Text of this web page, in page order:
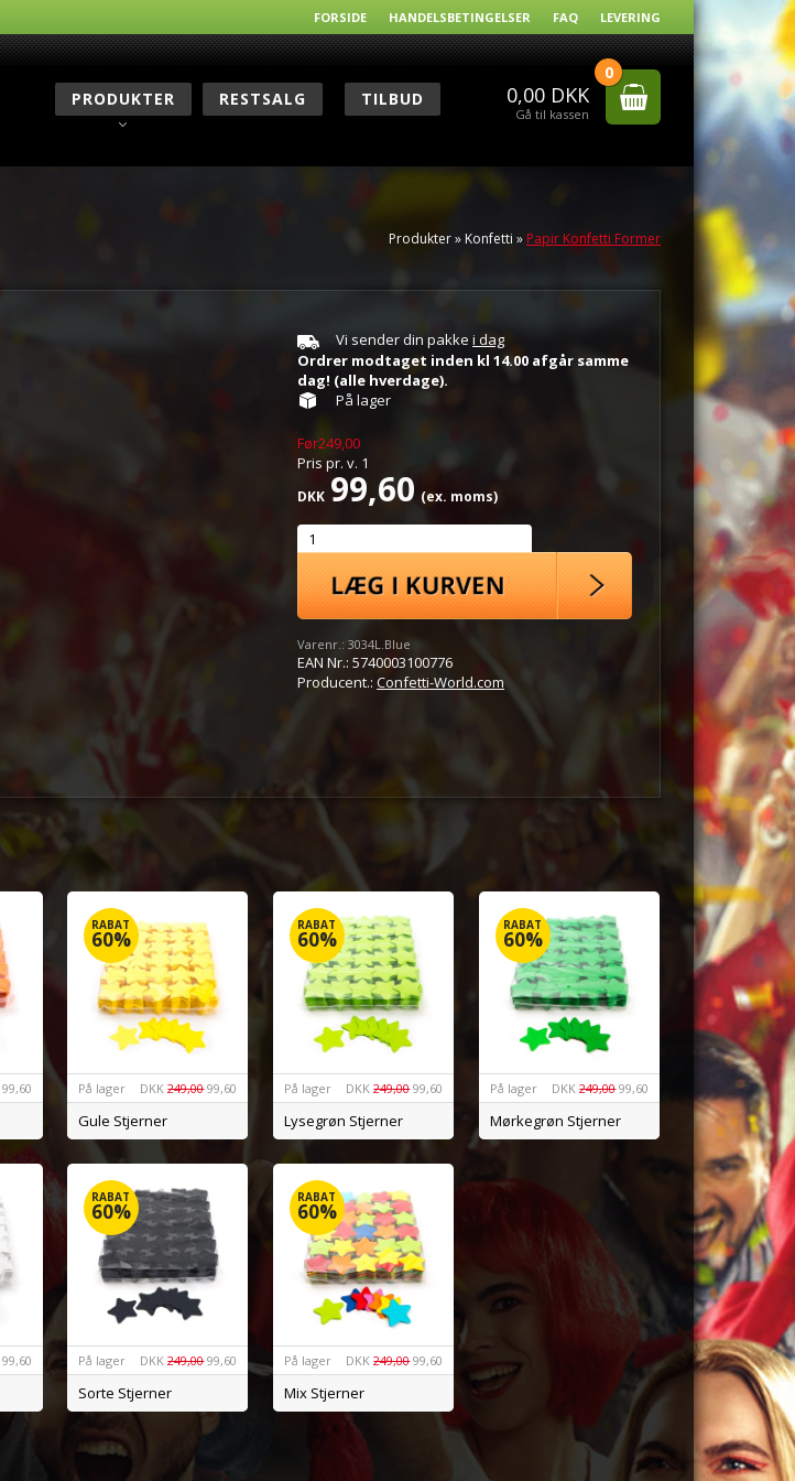
FORSIDE HANDELSBETINGELSER FAQ LEVERING
0
0,00 DKK
Gå til kassen
PRODUKTER RESTSALG TILBUD
Produkter» Konfetti » Papir Konfetti Former
Vi sender din pakkei dag
Ordrer modtaget inden kl 14.00 afgår samme
dag! (alle hverdage).
På lager
Før249,00
Pris pr.v. 1
DKK 99,60 (ex. moms)
Varenr.:3034L.Blue
EAN Nr.:5740003100776
Producent.:Confetti-World.com
99,60
RABAT
60%
DKK 249,00 99,60
På lager
Gule Stjerner
RABAT
60%
DKK 249,00 99,60
På lager
Lysegrøn Stjerner
RABAT
60%
DKK 249,00 99,60
På lager
Mørkegrøn Stjerner
99,60
RABAT
60%
DKK 249,00 99,60
På lager
Sorte Stjerner
RABAT
60%
DKK 249,00 99,60
På lager
Mix Stjerner